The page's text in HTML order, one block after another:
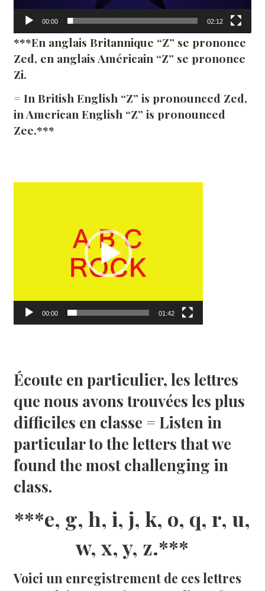
00:00 02:12
***En anglais Britannique “Z” se prononce
Zed, en anglais Américain “Z” se prononce
Zi.
= In British English “Z” is pronounced Zed,
in American English “Z” is pronounced
Zee.***
00:00 01:42
Écoute en particulier, les lettres
que nous avons trouvées les plus
difficiles en classe = Listen in
particular to the letters that we
found the most challenging in
class.
***e, g, h, i, j, k, o, q, r, u,
w, x, y, z.***
Voici un enregistrement de ces lettres